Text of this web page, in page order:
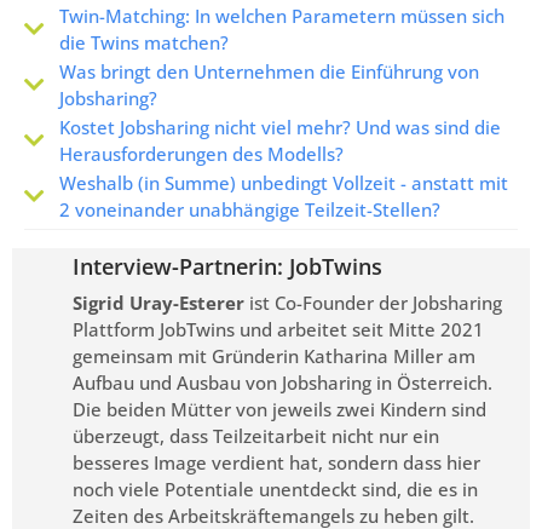
Twin-Matching: In welchen Parametern müssen sich
die Twins matchen?
Was bringt den Unternehmen die Einführung von
Jobsharing?
Kostet Jobsharing nicht viel mehr? Und was sind die
Herausforderungen des Modells?
Weshalb (in Summe) unbedingt Vollzeit - anstatt mit
2 voneinander unabhängige Teilzeit-Stellen?
Interview-Partnerin: JobTwins
Sigrid Uray-Esterer ist Co-Founder der Jobsharing
Plattform JobTwins und arbeitet seit Mitte 2021
gemeinsam mit Gründerin Katharina Miller am
Aufbau und Ausbau von Jobsharing in Österreich.
Die beiden Mütter von jeweils zwei Kindern sind
überzeugt, dass Teilzeitarbeit nicht nur ein
besseres Image verdient hat, sondern dass hier
noch viele Potentiale unentdeckt sind, die es in
Zeiten des Arbeitskräftemangels zu heben gilt.